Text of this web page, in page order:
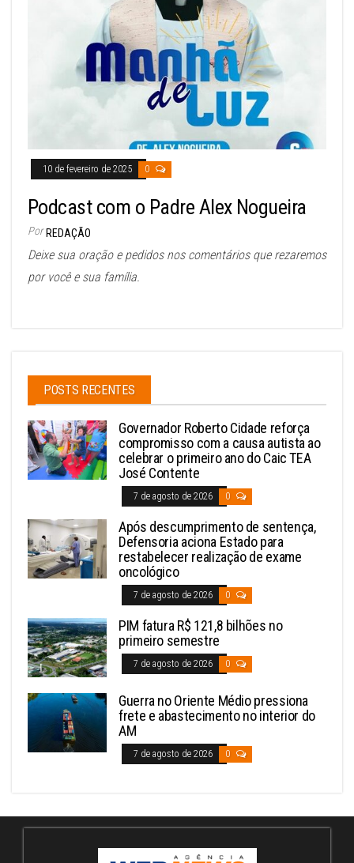
10 de fevereiro de 2025 0
Podcast com o Padre Alex Nogueira
Por REDAÇÃO
Deixe sua oração e pedidos nos comentários que rezaremos
por você e sua família.
POSTS RECENTES
Governador Roberto Cidade reforça
compromisso com a causa autista ao
celebrar o primeiro ano do Caic TEA
José Contente
7 de agosto de 2026 0
Após descumprimento de sentença,
Defensoria aciona Estado para
restabelecer realização de exame
oncológico
7 de agosto de 2026 0
PIM fatura R$ 121,8 bilhões no
primeiro semestre
7 de agosto de 2026 0
Guerra no Oriente Médio pressiona
frete e abastecimento no interior do
AM
7 de agosto de 2026 0